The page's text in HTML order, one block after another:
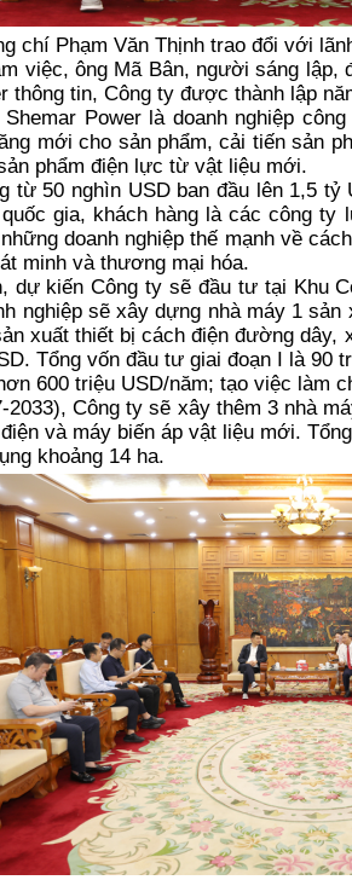
chí Phạm Văn Thịnh trao đổi với
việc, ông Mã Bân, người sáng
thông tin, Công ty được thành lập
Power là doanh nghiệp
mới cho sản phẩm, cải tiến sản
phẩm điện lực từ vật liệu mới.
từ 50 nghìn USD ban đầu lên 1,5
gia, khách hàng là các công
doanh nghiệp thế mạnh về
minh và thương mại hóa.
dự kiến Công ty sẽ đầu tư tại Khu
nghiệp sẽ xây dựng nhà máy 1
xuất thiết bị cách điện đường
Tổng vốn đầu tư giai đoạn I là 90
600 triệu USD/năm; tạo việc làm
2033), Công ty sẽ xây thêm 3 nhà
và máy biến áp vật liệu mới.
khoảng 14 ha.